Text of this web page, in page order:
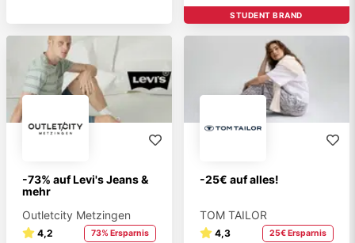
STUDENT BRAND
-73% auf Levi's Jeans &
mehr
Outletcity Metzingen
4,2 73% Ersparnis
-25€ auf alles!
TOM TAILOR
4,3 25€ Ersparnis